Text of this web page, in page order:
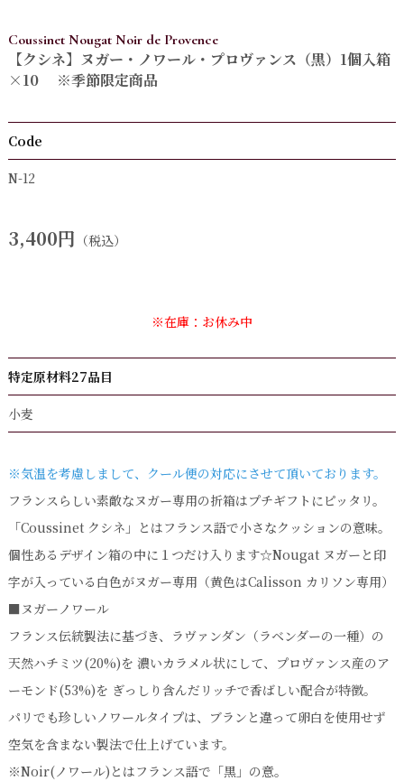
Coussinet Nougat Noir de Provence
【クシネ】ヌガー・ノワール・プロヴァンス（黒）1個入箱
×10 ※季節限定商品
Code
N-12
3,400円 （税込）
※在庫：お休み中
特定原材料27品目
小麦
※気温を考慮しまして、クール便の対応にさせて頂いております。
フランスらしい素敵なヌガー専用の折箱はプチギフトにピッタリ。
「Coussinet クシネ」とはフランス語で小さなクッションの意味。
個性あるデザイン箱の中に１つだけ入ります☆Nougat ヌガーと印
字が入っている白色がヌガー専用（黄色はCalisson カリソン専用）
■ヌガーノワール
フランス伝統製法に基づき、ラヴァンダン（ラベンダーの一種）の
天然ハチミツ(20%)を 濃いカラメル状にして、プロヴァンス産のア
ーモンド(53%)を ぎっしり含んだリッチで香ばしい配合が特徴。
パリでも珍しいノワールタイプは、ブランと違って卵白を使用せず
空気を含まない製法で仕上げています。
※Noir(ノワール)とはフランス語で「黒」の意。